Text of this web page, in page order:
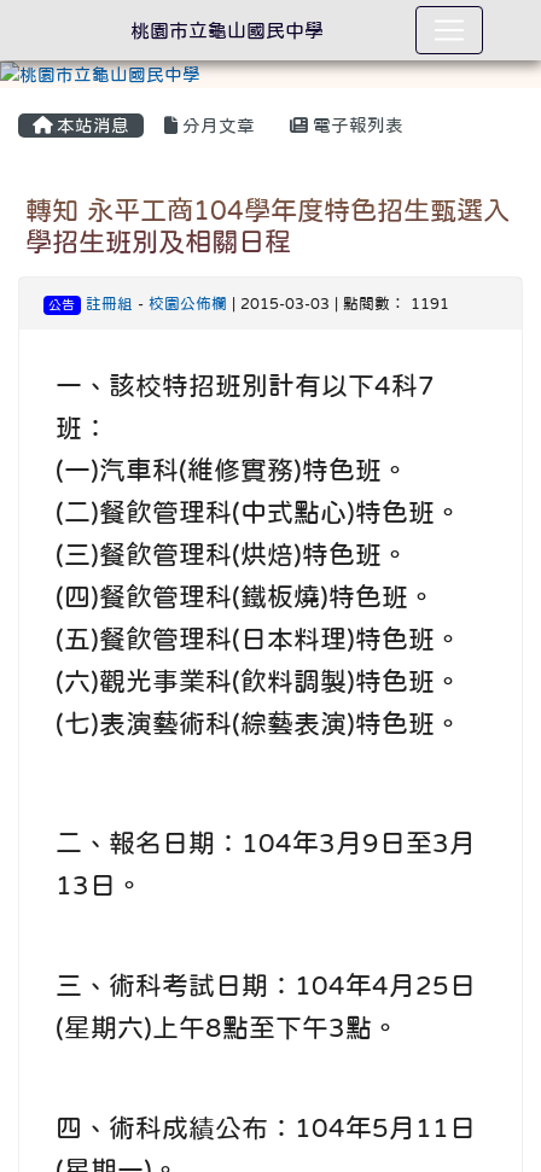
本站消息 分月文章 電子報列表
轉知 永平工商104學年度特色招生甄選入
學招生班別及相關日程
公告 註冊組 - 校園公佈欄 | 2015-03-03 | 點閱數： 1191
一、該校特招班別計有以下4科7
班：
(一)汽車科(維修實務)特色班。
(二)餐飲管理科(中式點心)特色班。
(三)餐飲管理科(烘焙)特色班。
(四)餐飲管理科(鐵板燒)特色班。
(五)餐飲管理科(日本料理)特色班。
(六)觀光事業科(飲料調製)特色班。
(七)表演藝術科(綜藝表演)特色班。
二、報名日期：104年3月9日至3月
13日。
三、術科考試日期：104年4月25日
(星期六)上午8點至下午3點。
四、術科成績公布：104年5月11日
桃園市立龜山國民中學